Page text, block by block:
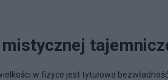
mistycznej
w fizyce jest tytułowa